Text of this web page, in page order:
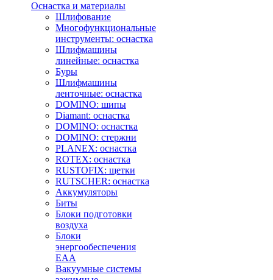
Оснастка и материалы
Шлифование
Многофункциональные
инструменты: оснастка
Шлифмашины
линейные: оснастка
Буры
Шлифмашины
ленточные: оснастка
DOMINO: шипы
Diamant: оснастка
DOMINO: оснастка
DOMINO: стержни
PLANEX: оснастка
ROTEX: оснастка
RUSTOFIX: щетки
RUTSCHER: оснастка
Аккумуляторы
Биты
Блоки подготовки
воздуха
Блоки
энергообеспечения
EAA
Вакуумные системы